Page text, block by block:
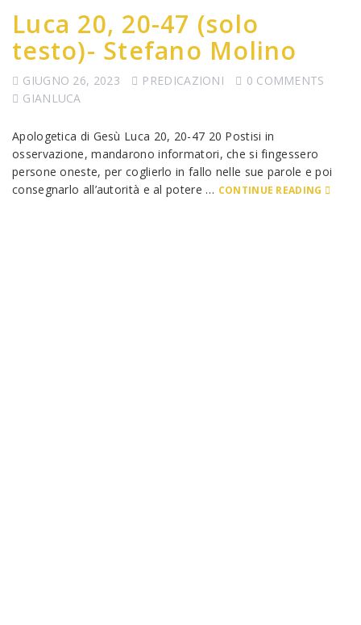
Luca 20, 20-47 (solo
testo)- Stefano Molino
GIUGNO 26, 2023 PREDICAZIONI
0 COMMENTS
GIANLUCA
Apologetica di Gesù Luca 20, 20-47 20 Postisi in
osservazione, mandarono informatori, che si fingessero
persone oneste, per coglierlo in fallo nelle sue parole e poi
consegnarlo all’autorità e al potere … CONTINUE READING